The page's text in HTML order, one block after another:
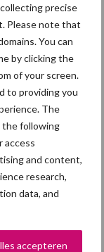
precise
Please note that
You can
by clicking the
of your screen.
to providing you
The
the following
access
and content,
research,
data, and
accepteren